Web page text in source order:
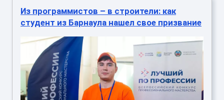
Из программистов – в строители: как
студент из Барнаула нашел свое призвание